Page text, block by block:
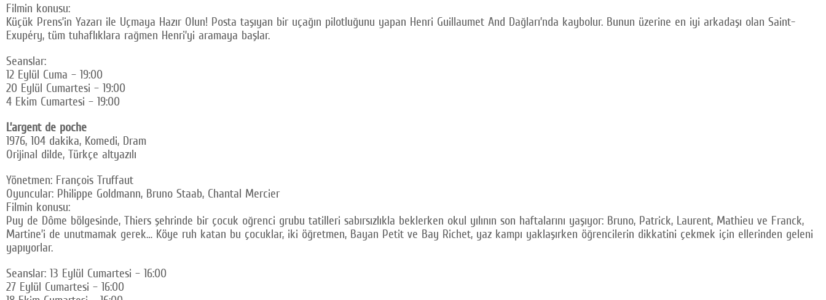
Filmin konusu:
Küçük Prens’in Yazarı ile Uçmaya Hazır Olun! Posta taşıyan bir uçağın pilotluğunu yapan Henri Guillaumet And Dağları’nda kaybolur. Bunun üzerine en iyi arkadaşı olan Saint-
Exupéry, tüm tuhaflıklara rağmen Henri’yi aramaya başlar.
Seanslar:
12 Eylül Cuma – 19:00
20 Eylül Cumartesi – 19:00
4 Ekim Cumartesi – 19:00
L’argent de poche
1976, 104 dakika, Komedi, Dram
Orijinal dilde, Türkçe altyazılı
Yönetmen: François Truffaut
Oyuncular: Philippe Goldmann, Bruno Staab, Chantal Mercier
Filmin konusu:
Puy de Dôme bölgesinde, Thiers şehrinde bir çocuk oğrenci grubu tatilleri sabırsızlıkla beklerken okul yılının son haftalarını yaşıyor: Bruno, Patrick, Laurent, Mathieu ve Franck,
Martine’i de unutmamak gerek… Köye ruh katan bu çocuklar, iki öğretmen, Bayan Petit ve Bay Richet, yaz kampı yaklaşırken öğrencilerin dikkatini çekmek için ellerinden geleni
yapıyorlar.
Seanslar: 13 Eylül Cumartesi – 16:00
27 Eylül Cumartesi – 16:00